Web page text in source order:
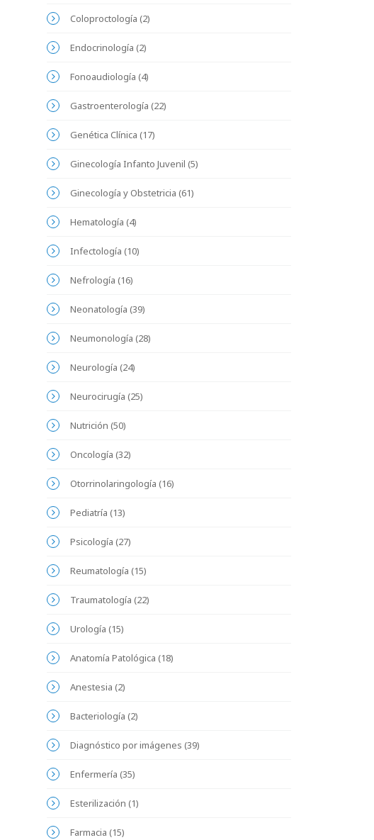
Coloproctología (2)
Endocrinología (2)
Fonoaudiología (4)
Gastroenterología (22)
Genética Clínica (17)
Ginecología Infanto Juvenil (5)
Ginecología y Obstetricia (61)
Hematología (4)
Infectología (10)
Nefrología (16)
Neonatología (39)
Neumonología (28)
Neurología (24)
Neurocirugía (25)
Nutrición (50)
Oncología (32)
Otorrinolaringología (16)
Pediatría (13)
Psicología (27)
Reumatología (15)
Traumatología (22)
Urología (15)
Anatomía Patológica (18)
Anestesia (2)
Bacteriología (2)
Diagnóstico por imágenes (39)
Enfermería (35)
Esterilización (1)
Farmacia (15)